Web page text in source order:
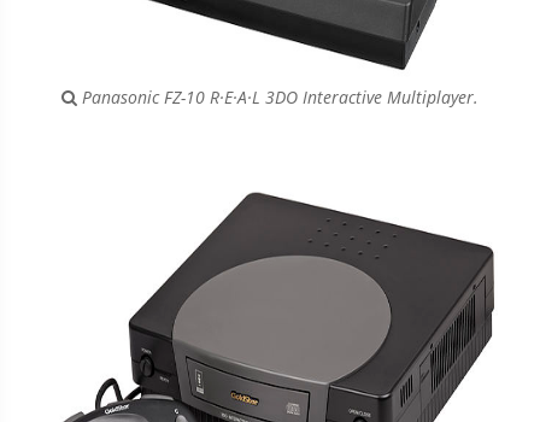
Panasonic FZ-10 R·E·A·L 3DO Interactive Multiplayer.